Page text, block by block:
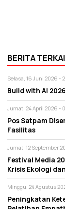
BERITA
Selasa, 16 Juni 2026 -
Build with AI
Jumat, 24 April 2026 -
Pos Satpam
Fasilitas
Jumat, 12 September
Festival Media
Krisis Ekologi
Minggu, 24 Agustus
Peningkatan